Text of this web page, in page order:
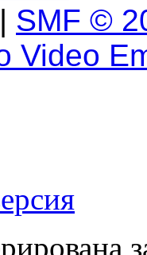
| SMF ©
Video